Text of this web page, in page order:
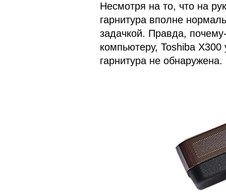
Несмотря на то, что на
гарнитура вполне
задачкой. Правда,
компьютеру, Toshiba
гарнитура не обнаружена.